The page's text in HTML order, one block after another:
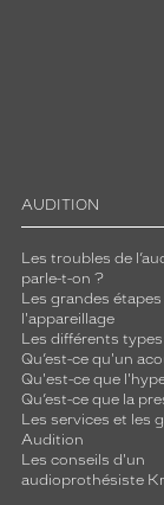
AUDITION
Les troubles de
parle-t-on ?
Les grandes étapes
l'appareillage
Les différents types
Qu’est-ce qu'un
Qu'est-ce que
Qu’est-ce que la
Les services et les
Audition
Les conseils d'un
audioprothésiste